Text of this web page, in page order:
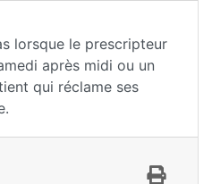
lorsque le prescripteur
après midi ou un
qui réclame ses